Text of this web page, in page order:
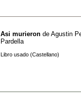
Asi murieron de Agustin
Pardella
Libro usado (Castellano)